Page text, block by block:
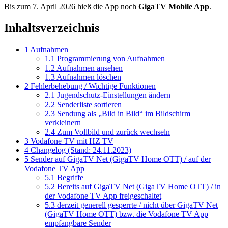
Bis zum 7. April 2026 hieß die App noch GigaTV Mobile App.
Inhaltsverzeichnis
1 Aufnahmen
1.1 Programmierung von Aufnahmen
1.2 Aufnahmen ansehen
1.3 Aufnahmen löschen
2 Fehlerbehebung / Wichtige Funktionen
2.1 Jugendschutz-Einstellungen ändern
2.2 Senderliste sortieren
2.3 Sendung als „Bild in Bild“ im Bildschirm
verkleinern
2.4 Zum Vollbild und zurück wechseln
3 Vodafone TV mit HZ TV
4 Changelog (Stand: 24.11.2023)
5 Sender auf GigaTV Net (GigaTV Home OTT) / auf der
Vodafone TV App
5.1 Begriffe
5.2 Bereits auf GigaTV Net (GigaTV Home OTT) / in
der Vodafone TV App freigeschaltet
5.3 derzeit generell gesperrte / nicht über GigaTV Net
(GigaTV Home OTT) bzw. die Vodafone TV App
empfangbare Sender